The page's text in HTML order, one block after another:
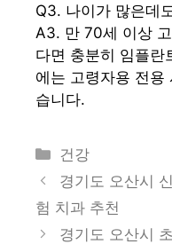
Q3. 나이가 많은데
A3. 만 70세 이상
다면 충분히 임플란
에는 고령자용 전용
습니다.
카
테
고
리
건강
경기도 오산시
험 치과 추천
경기도 오산시